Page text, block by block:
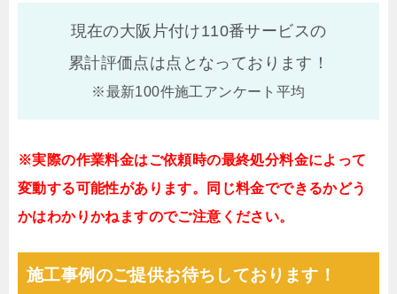
現在の大阪片付け110番サービスの
累計評価点は点となっております！
※最新100件施工アンケート平均
※実際の作業料金はご依頼時の最終処分料金によって
変動する可能性があります。同じ料金でできるかどう
かはわかりかねますのでご注意ください。
施工事例のご提供お待ちしております！